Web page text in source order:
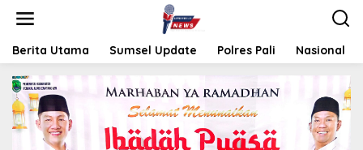
t
Berita Utama Sumsel Update Polres Pali Nasional